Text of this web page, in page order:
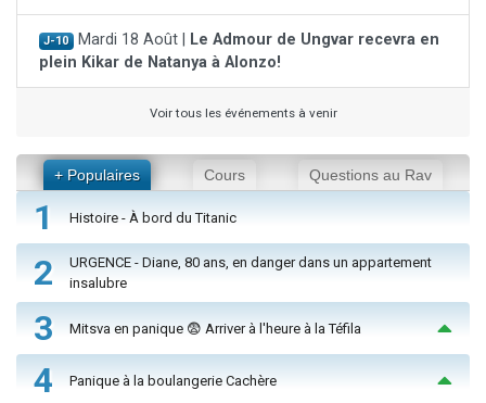
J-10 Mardi 18 Août |
Le Admour de Ungvar recevra en
plein Kikar de Natanya à Alonzo!
Voir tous les événements à venir
+ Populaires Cours Questions au Rav
1 Histoire - À bord du Titanic
2
URGENCE - Diane, 80 ans, en danger dans un appartement
insalubre
3 Mitsva en panique 😨 Arriver à l'heure à la Téfila
4 Panique à la boulangerie Cachère